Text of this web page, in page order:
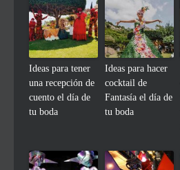
Ideas para tener
una recepción de
cuento el día de
tu boda
Ideas para hacer
cocktail de
Fantasía el día de
tu boda